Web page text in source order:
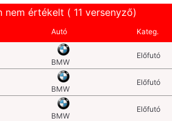
nem értékelt ( 11 versenyző)
Autó Kateg.
BMW
Előfutó
BMW
Előfutó
BMW
Előfutó